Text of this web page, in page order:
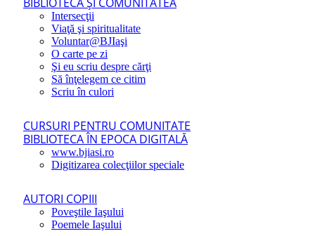
Intersecţii
Viaţă şi spiritualitate
Voluntar@BJIaşi
O carte pe zi
Şi eu scriu despre cărţi
Să înţelegem ce citim
Scriu în culori
CURSURI PENTRU COMUNITATE
BIBLIOTECA ÎN EPOCA DIGITALĂ
www.bjiasi.ro
Digitizarea colecţiilor speciale
AUTORI COPIII
Poveştile Iaşului
Poemele Iaşului